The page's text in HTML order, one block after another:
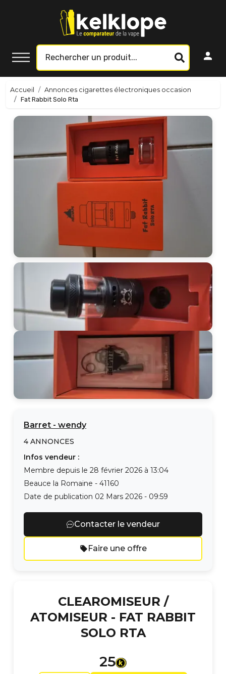
Accueil
Annonces cigarettes électroniques occasion
Fat Rabbit Solo Rta
Barret - wendy
4 ANNONCES
Infos vendeur :
Membre depuis le 28 février 2026 à 13:04
Beauce la Romaine - 41160
Date de publication 02 Mars 2026 - 09:59
Contacter le vendeur
Faire une offre
CLEAROMISEUR /
ATOMISEUR - FAT RABBIT
SOLO RTA
25